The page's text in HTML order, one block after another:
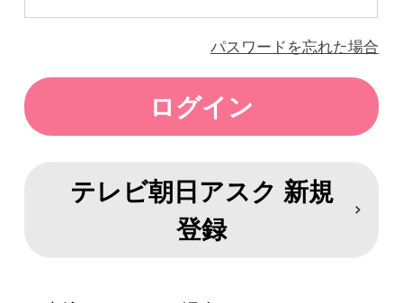
パスワードを忘れた場合
テレビ朝日アスク 新規
登録